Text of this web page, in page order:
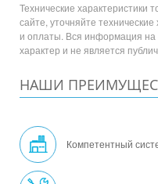
Технические характеристики
сайте, уточняйте
и оплаты. Вся информация на
характер и не является
НАШИ
Компетентный